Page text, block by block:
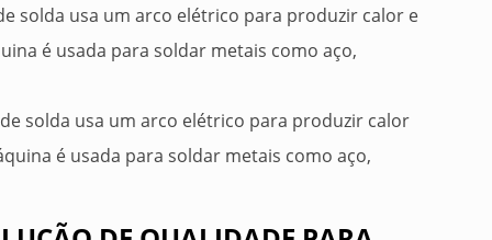
solda usa um arco elétrico para produzir calor e
é usada para soldar metais como aço,
solda usa um arco elétrico para produzir calor
é usada para soldar metais como aço,